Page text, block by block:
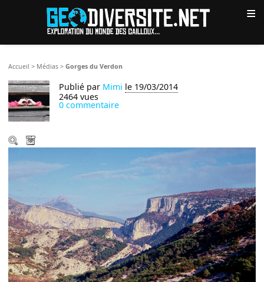
≡
Accueil > Médias >Gorges du Verdon
Publié par Mimi le 19/03/2014
2464 vues
0 commentaire